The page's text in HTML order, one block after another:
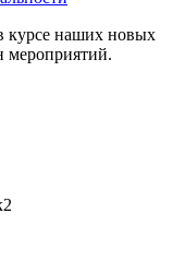
курсе наших новых
мероприятий.